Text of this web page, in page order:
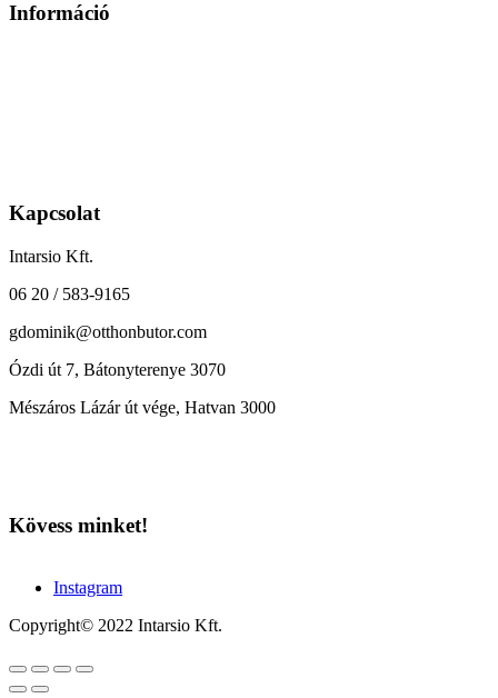
Információ
Kapcsolat
Intarsio Kft.
06 20 / 583-9165
gdominik@otthonbutor.com
Ózdi út 7, Bátonyterenye 3070
Mészáros Lázár út vége, Hatvan 3000
Kövess minket!
Instagram
Copyright© 2022 Intarsio Kft.